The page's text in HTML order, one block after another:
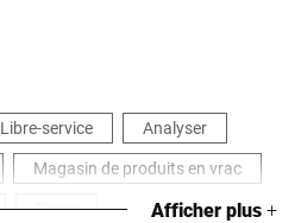
Libre-service
Analyser
Magasin de produits en vrac
Peser
Afficher plus+